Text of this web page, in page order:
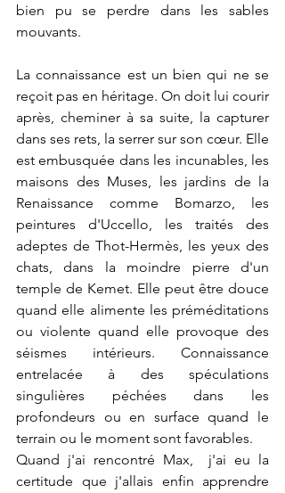
bien pu se perdre dans les sables
mouvants.
La connaissance est un bien qui ne se
reçoit pas en héritage. On doit lui courir
après, cheminer à sa suite, la capturer
dans ses rets, la serrer sur son cœur. Elle
est embusquée dans les incunables, les
maisons des Muses, les jardins de la
Renaissance comme Bomarzo, les
peintures d'Uccello, les traités des
adeptes de Thot-Hermès, les yeux des
chats, dans la moindre pierre d'un
temple de Kemet. Elle peut être douce
quand elle alimente les préméditations
ou violente quand elle provoque des
séismes intérieurs. Connaissance
entrelacée à des spéculations
singulières péchées dans les
profondeurs ou en surface quand le
terrain ou le moment sont favorables.
Quand j'ai rencontré Max,  j'ai eu la
certitude que j'allais enfin apprendre